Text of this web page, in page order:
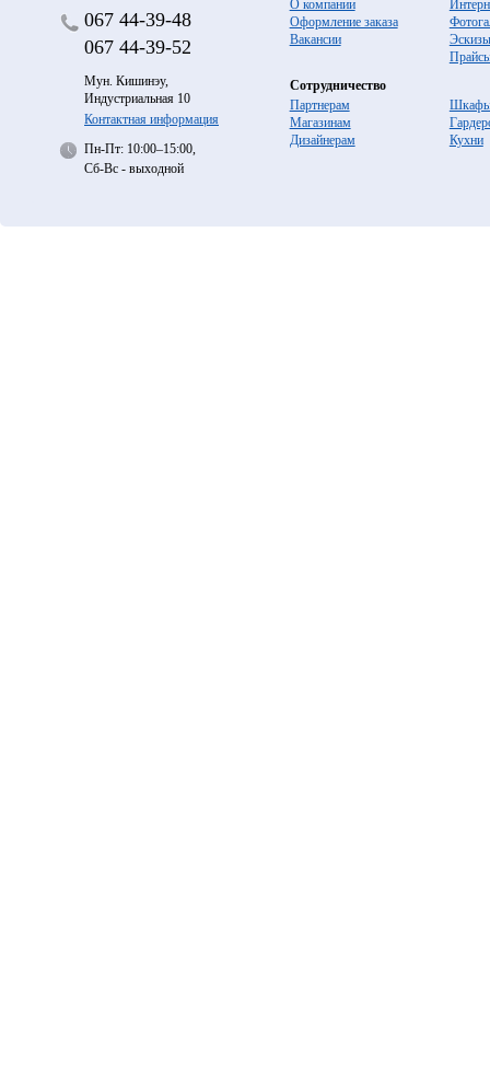
067 44-39-48
067 44-39-52
Мун. Кишинэу,
Индустриальная 10
Контактная информация
Пн-Пт: 10:00–15:00,
Сб-Вс - выходной
О компании
Оформление заказа
Вакансии
Эскизы
Сотрудничество
Партнерам
Магазинам
Дизайнерам
Кухни